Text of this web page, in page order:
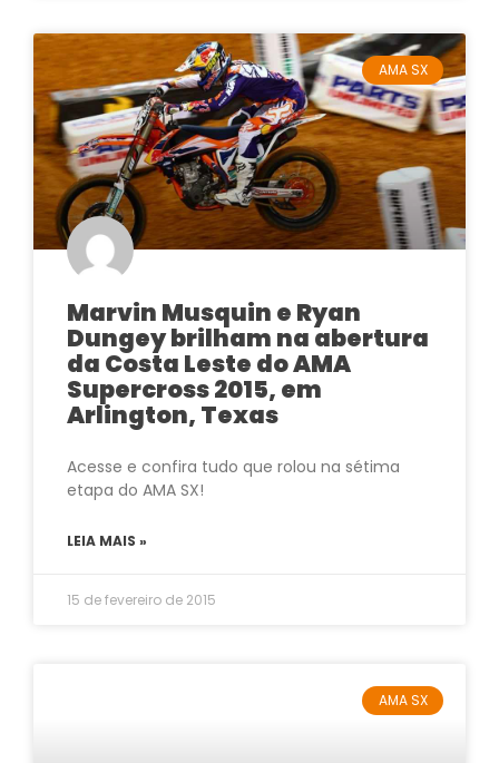
AMA SX
Marvin Musquin e Ryan
Dungey brilham na abertura
da Costa Leste do AMA
Supercross 2015, em
Arlington, Texas
Acesse e confira tudo que rolou na sétima
etapa do AMA SX!
LEIA MAIS »
15 de fevereiro de 2015
AMA SX